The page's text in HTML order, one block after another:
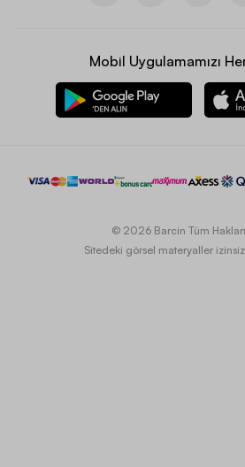
Mobil Uygulamamızı
© 2026 Barcin Tüm Hakları
Sitedeki görsel materyaller